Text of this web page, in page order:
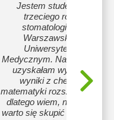
Jestem studentką
trzeciego roku
stomatologii na
Warszawskim
Uniwersytecie
Medycznym. Na maturze
uzyskałam wysokie
wyniki z chemii i
matematyki rozszerzonej,
dlatego wiem, na czym
warto się skupić podczas